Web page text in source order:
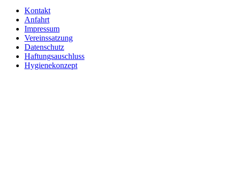
Kontakt
Anfahrt
Impressum
Vereinssatzung
Datenschutz
Haftungsauschluss
Hygienekonzept